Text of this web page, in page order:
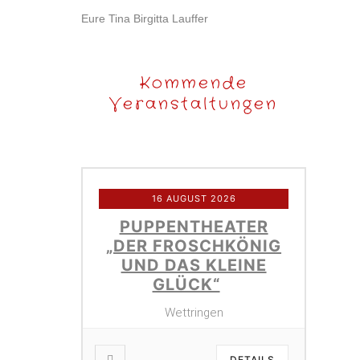
Eure Tina Birgitta Lauffer
Kommende
Veranstaltungen
16 AUGUST 2026
PUPPENTHEATER
„DER FROSCHKÖNIG
UND DAS KLEINE
GLÜCK“
Wettringen